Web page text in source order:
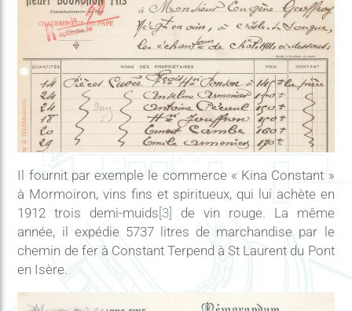
Il fournit par exemple le commerce « Kina Constant »
à Mormoiron, vins fins et spiritueux, qui lui achète en
1912 trois demi-muids[3] de vin rouge. La même
année, il expédie 5737 litres de marchandise par le
chemin de fer à Constant Terpend à St Laurent du Pont
en Isère.